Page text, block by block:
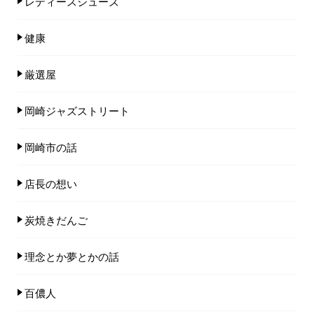
健康
厳選屋
岡崎ジャズストリート
岡崎市の話
店長の想い
炭焼きだんご
理念とか夢とかの話
百儂人